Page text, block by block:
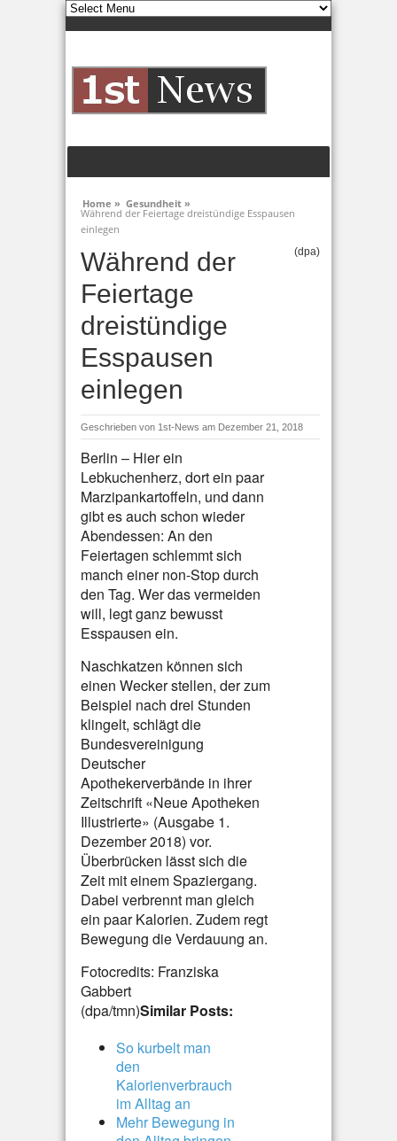
Home » Gesundheit »
Während der Feiertage dreistündige Esspausen
einlegen
Während der
Feiertage
dreistündige
Esspausen
einlegen
(dpa)
Geschrieben von 1st-News am Dezember 21, 2018
Berlin – Hier ein
Lebkuchenherz, dort ein paar
Marzipankartoffeln, und dann
gibt es auch schon wieder
Abendessen: An den
Feiertagen schlemmt sich
manch einer non-Stop durch
den Tag. Wer das vermeiden
will, legt ganz bewusst
Esspausen ein.
Naschkatzen können sich
einen Wecker stellen, der zum
Beispiel nach drei Stunden
klingelt, schlägt die
Bundesvereinigung
Deutscher
Apothekerverbände in ihrer
Zeitschrift «Neue Apotheken
Illustrierte» (Ausgabe 1.
Dezember 2018) vor.
Überbrücken lässt sich die
Zeit mit einem Spaziergang.
Dabei verbrennt man gleich
ein paar Kalorien. Zudem regt
Bewegung die Verdauung an.
Fotocredits: Franziska
Gabbert
(dpa/tmn)Similar Posts:
So kurbelt man
den
Kalorienverbrauch
im Alltag an
Mehr Bewegung in